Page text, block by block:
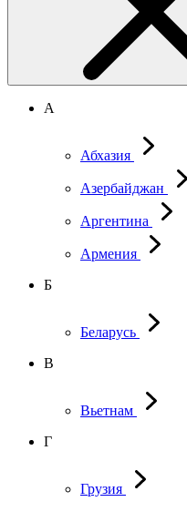
А
Абхазия
Азербайджан
Аргентина
Армения
Б
Беларусь
В
Вьетнам
Г
Грузия